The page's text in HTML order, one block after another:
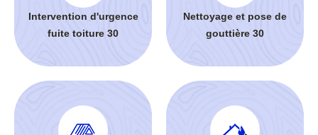
Intervention d'urgence
fuite toiture 30
Nettoyage et pose de
gouttière 30